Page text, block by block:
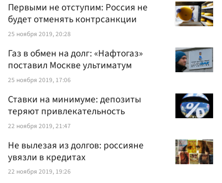
Первыми не отступим: Россия не
будет отменять контрсанкции
25 ноября 2019, 20:28
Газ в обмен на долг: «Нафтогаз»
поставил Москве ультиматум
25 ноября 2019, 17:06
Ставки на минимуме: депозиты
теряют привлекательность
22 ноября 2019, 21:47
Не вылезая из долгов: россияне
увязли в кредитах
22 ноября 2019, 19:26